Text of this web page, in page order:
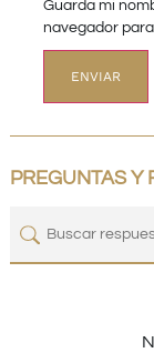
Guarda mi
navegador
PREGUNTAS Y